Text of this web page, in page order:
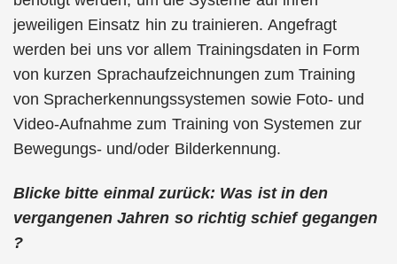
jeweiligen Einsatz hin zu trainieren. Angefragt
werden bei uns vor allem Trainingsdaten in Form
von kurzen Sprachaufzeichnungen zum Training
von Spracherkennungssystemen sowie Foto- und
Video-Aufnahme zum Training von Systemen zur
Bewegungs- und/oder Bilderkennung.
Blicke bitte einmal zurück: Was ist in den
vergangenen Jahren so richtig schief gegangen
?